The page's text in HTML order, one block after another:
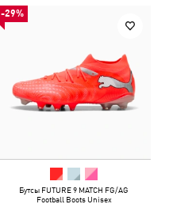
-29%
Бутсы FUTURE 9 MATCH FG/AG
Football Boots Unisex